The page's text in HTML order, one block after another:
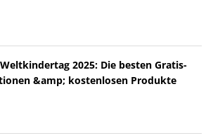
2025: Die besten Gratis-
&amp; kostenlosen Produkte